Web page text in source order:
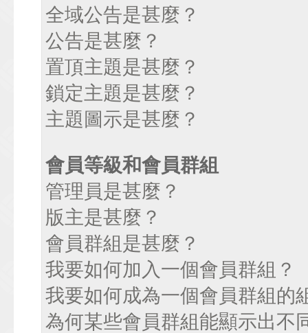
全域公告是甚麼？
公告是甚麼？
置頂主題是甚麼？
鎖定主題是甚麼？
主題圖示是甚麼？
會員等級和會員群組
管理員是甚麼？
版主是甚麼？
會員群組是甚麼？
我要如何加入一個會員群組？
我要如何成為一個會員群組的
為何某些會員群組能顯示出不